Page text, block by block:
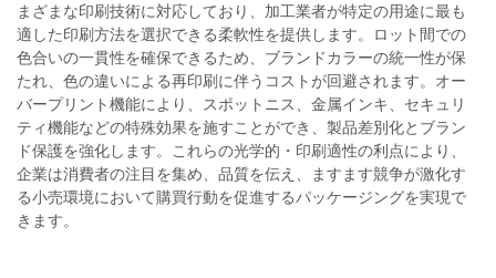
まざまな印刷技術に対応しており、加工業者が特定の用途に最も
適した印刷方法を選択できる柔軟性を提供します。ロット間での
色合いの一貫性を確保できるため、ブランドカラーの統一性が保
たれ、色の違いによる再印刷に伴うコストが回避されます。オー
バープリント機能により、スポットニス、金属インキ、セキュリ
ティ機能などの特殊効果を施すことができ、製品差別化とブラン
ド保護を強化します。これらの光学的・印刷適性の利点により、
企業は消費者の注目を集め、品質を伝え、ますます競争が激化す
る小売環境において購買行動を促進するパッケージングを実現で
きます。